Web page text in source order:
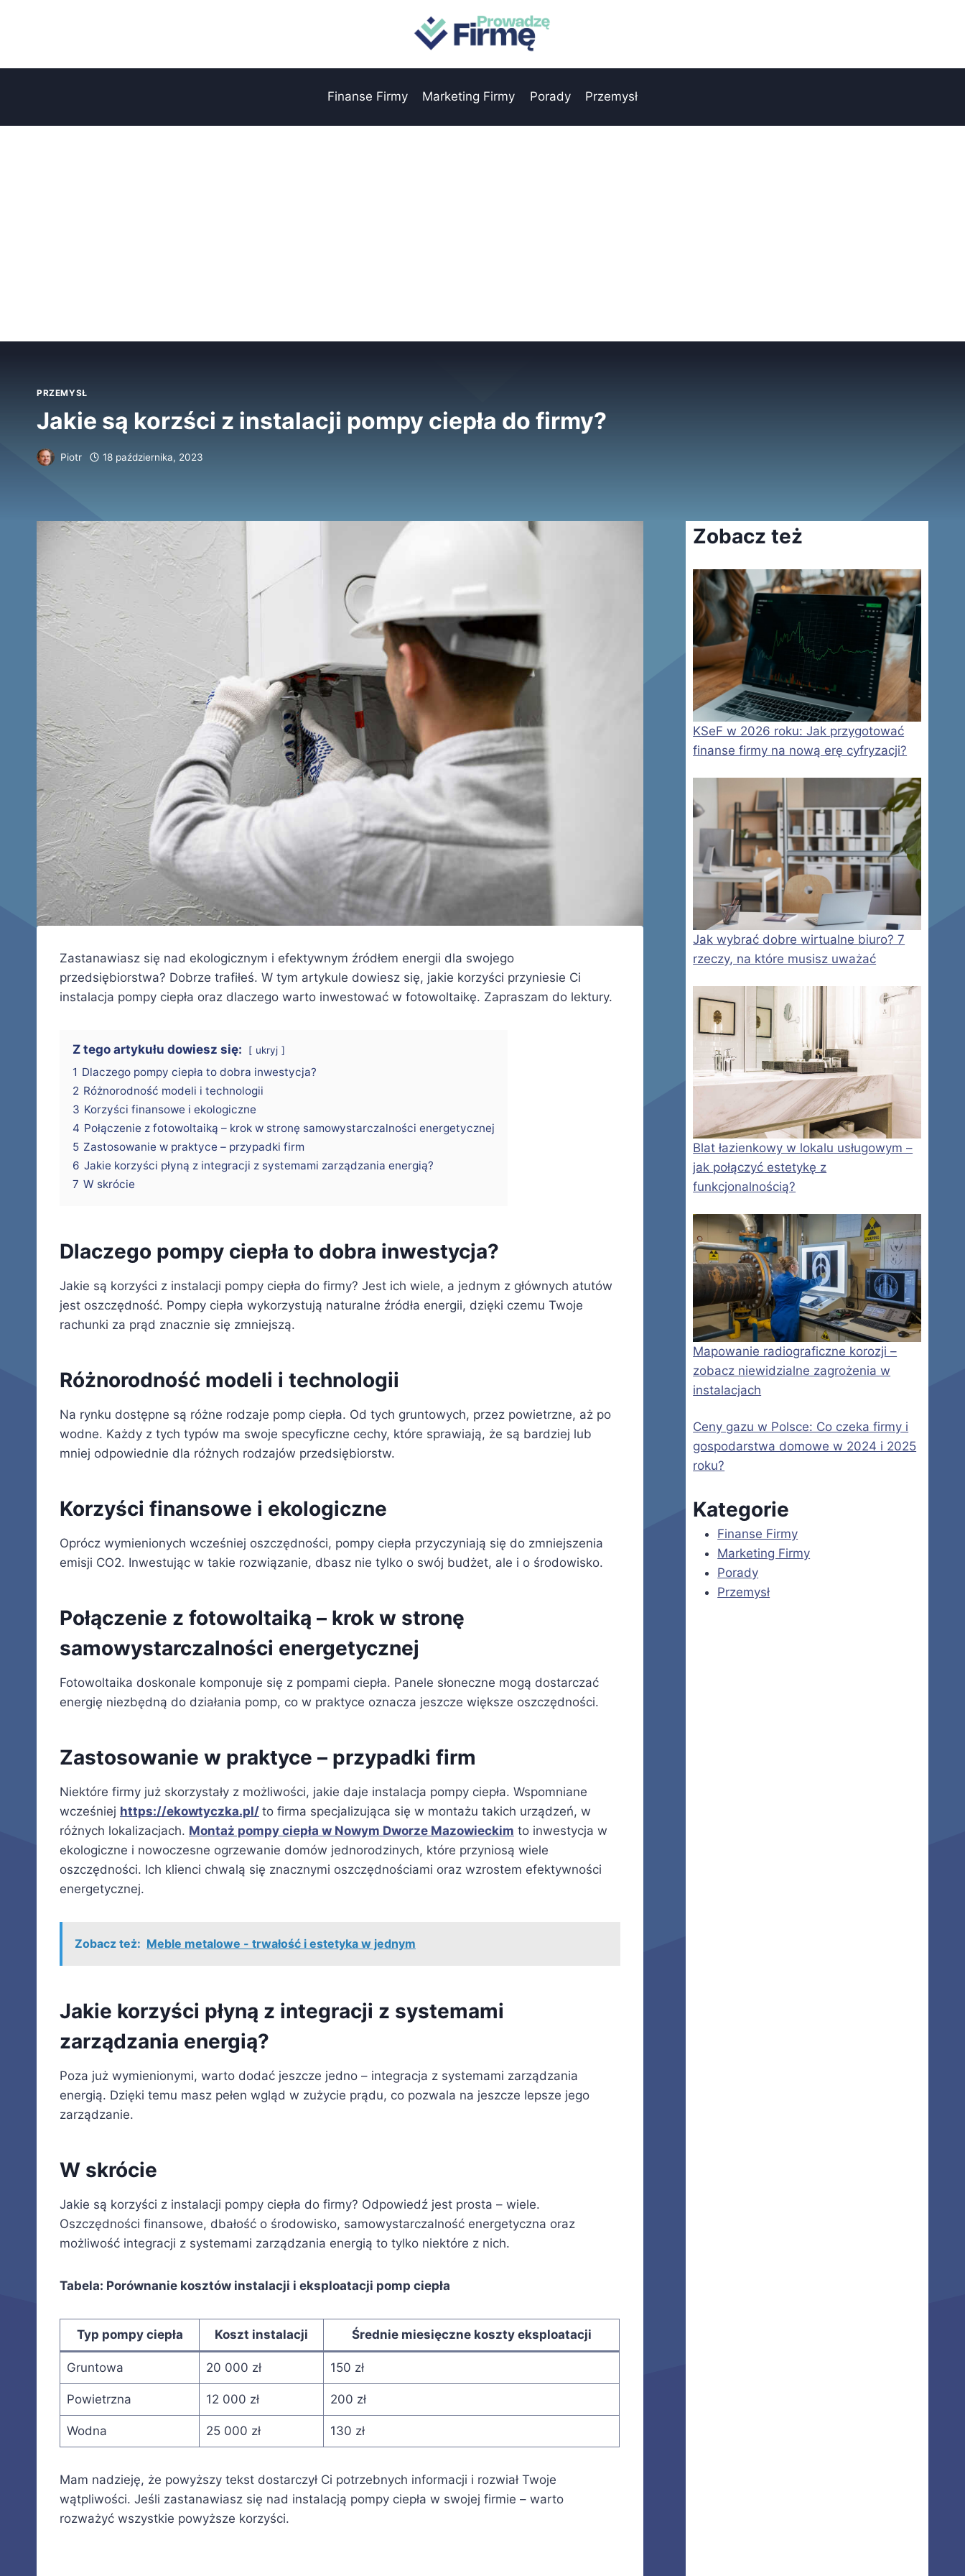
Finanse Firmy Marketing Firmy Porady Przemysł
PRZEMYSŁ
Jakie są korzści z instalacji pompy ciepła do firmy?
Piotr 18 października, 2023
Zastanawiasz się nad ekologicznym i efektywnym źródłem energii dla swojego
przedsiębiorstwa? Dobrze trafiłeś. W tym artykule dowiesz się, jakie korzyści przyniesie Ci
instalacja pompy ciepła oraz dlaczego warto inwestować w fotowoltaikę. Zapraszam do lektury.
Z tego artykułu dowiesz się: ukryj
1 Dlaczego pompy ciepła to dobra inwestycja?
2 Różnorodność modeli i technologii
3 Korzyści finansowe i ekologiczne
4 Połączenie z fotowoltaiką – krok w stronę samowystarczalności energetycznej
5 Zastosowanie w praktyce – przypadki firm
6 Jakie korzyści płyną z integracji z systemami zarządzania energią?
7 W skrócie
Dlaczego pompy ciepła to dobra inwestycja?
Jakie są korzyści z instalacji pompy ciepła do firmy? Jest ich wiele, a jednym z głównych atutów
jest oszczędność. Pompy ciepła wykorzystują naturalne źródła energii, dzięki czemu Twoje
rachunki za prąd znacznie się zmniejszą.
Różnorodność modeli i technologii
Na rynku dostępne są różne rodzaje pomp ciepła. Od tych gruntowych, przez powietrzne, aż po
wodne. Każdy z tych typów ma swoje specyficzne cechy, które sprawiają, że są bardziej lub
mniej odpowiednie dla różnych rodzajów przedsiębiorstw.
Korzyści finansowe i ekologiczne
Oprócz wymienionych wcześniej oszczędności, pompy ciepła przyczyniają się do zmniejszenia
emisji CO2. Inwestując w takie rozwiązanie, dbasz nie tylko o swój budżet, ale i o środowisko.
Połączenie z fotowoltaiką – krok w stronę
samowystarczalności energetycznej
Fotowoltaika doskonale komponuje się z pompami ciepła. Panele słoneczne mogą dostarczać
energię niezbędną do działania pomp, co w praktyce oznacza jeszcze większe oszczędności.
Zastosowanie w praktyce – przypadki firm
Niektóre firmy już skorzystały z możliwości, jakie daje instalacja pompy ciepła. Wspomniane
wcześniej https://ekowtyczka.pl/ to firma specjalizująca się w montażu takich urządzeń, w
różnych lokalizacjach. Montaż pompy ciepła w Nowym Dworze Mazowieckim to inwestycja w
ekologiczne i nowoczesne ogrzewanie domów jednorodzinych, które przyniosą wiele
oszczędności. Ich klienci chwalą się znacznymi oszczędnościami oraz wzrostem efektywności
energetycznej.
Zobacz też: Meble metalowe - trwałość i estetyka w jednym
Jakie korzyści płyną z integracji z systemami
zarządzania energią?
Poza już wymienionymi, warto dodać jeszcze jedno – integracja z systemami zarządzania
energią. Dzięki temu masz pełen wgląd w zużycie prądu, co pozwala na jeszcze lepsze jego
zarządzanie.
W skrócie
Jakie są korzyści z instalacji pompy ciepła do firmy? Odpowiedź jest prosta – wiele.
Oszczędności finansowe, dbałość o środowisko, samowystarczalność energetyczna oraz
możliwość integracji z systemami zarządzania energią to tylko niektóre z nich.
Tabela: Porównanie kosztów instalacji i eksploatacji pomp ciepła
Typ pompy ciepła Koszt instalacji Średnie miesięczne koszty eksploatacji
Gruntowa 20 000 zł 150 zł
Powietrzna 12 000 zł 200 zł
Wodna 25 000 zł 130 zł
Mam nadzieję, że powyższy tekst dostarczył Ci potrzebnych informacji i rozwiał Twoje
wątpliwości. Jeśli zastanawiasz się nad instalacją pompy ciepła w swojej firmie – warto
rozważyć wszystkie powyższe korzyści.
Zobacz też
KSeF w 2026 roku: Jak przygotować
finanse firmy na nową erę cyfryzacji?
Jak wybrać dobre wirtualne biuro? 7
rzeczy, na które musisz uważać
Blat łazienkowy w lokalu usługowym –
jak połączyć estetykę z
funkcjonalnością?
Mapowanie radiograficzne korozji –
zobacz niewidzialne zagrożenia w
instalacjach
Ceny gazu w Polsce: Co czeka firmy i
gospodarstwa domowe w 2024 i 2025
roku?
Kategorie
Finanse Firmy
Marketing Firmy
Porady
Przemysł